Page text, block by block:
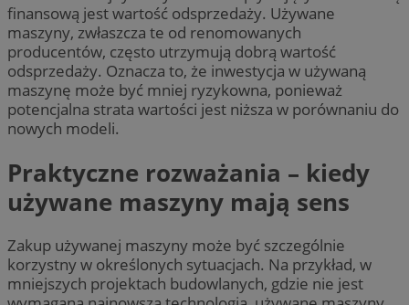
finansową jest wartość odsprzedaży. Używane
maszyny, zwłaszcza te od renomowanych
producentów, często utrzymują dobrą wartość
odsprzedaży. Oznacza to, że inwestycja w używaną
maszynę może być mniej ryzykowna, ponieważ
potencjalna strata wartości jest niższa w porównaniu do
nowych modeli.
Praktyczne rozważania – kiedy
używane maszyny mają sens
Zakup używanej maszyny może być szczególnie
korzystny w określonych sytuacjach. Na przykład, w
mniejszych projektach budowlanych, gdzie nie jest